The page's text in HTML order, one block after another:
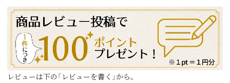
レビューは下の「レビューを書く」から。